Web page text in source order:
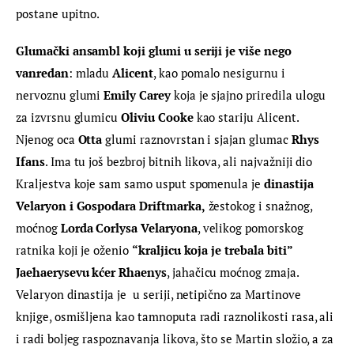
postane upitno.
Glumački ansambl koji glumi u seriji je više nego
vanredan: mladu Alicent, kao pomalo nesigurnu i
nervoznu glumi Emily Carey koja je sjajno priredila ulogu
za izvrsnu glumicu Oliviu Cooke kao stariju Alicent.
Njenog oca Otta glumi raznovrstan i sjajan glumac Rhys
Ifans. Ima tu još bezbroj bitnih likova, ali najvažniji dio
Kraljestva koje sam samo usput spomenula je dinastija
Velaryon i Gospodara Driftmarka, žestokog i snažnog,
moćnog Lorda Corlysa Velaryona, velikog pomorskog
ratnika koji je oženio “kraljicu koja je trebala biti”
Jaehaerysevu kćer Rhaenys, jahačicu moćnog zmaja.
Velaryon dinastija je  u seriji, netipično za Martinove
knjige, osmišljena kao tamnoputa radi raznolikosti rasa, ali
i radi boljeg raspoznavanja likova, što se Martin složio, a za